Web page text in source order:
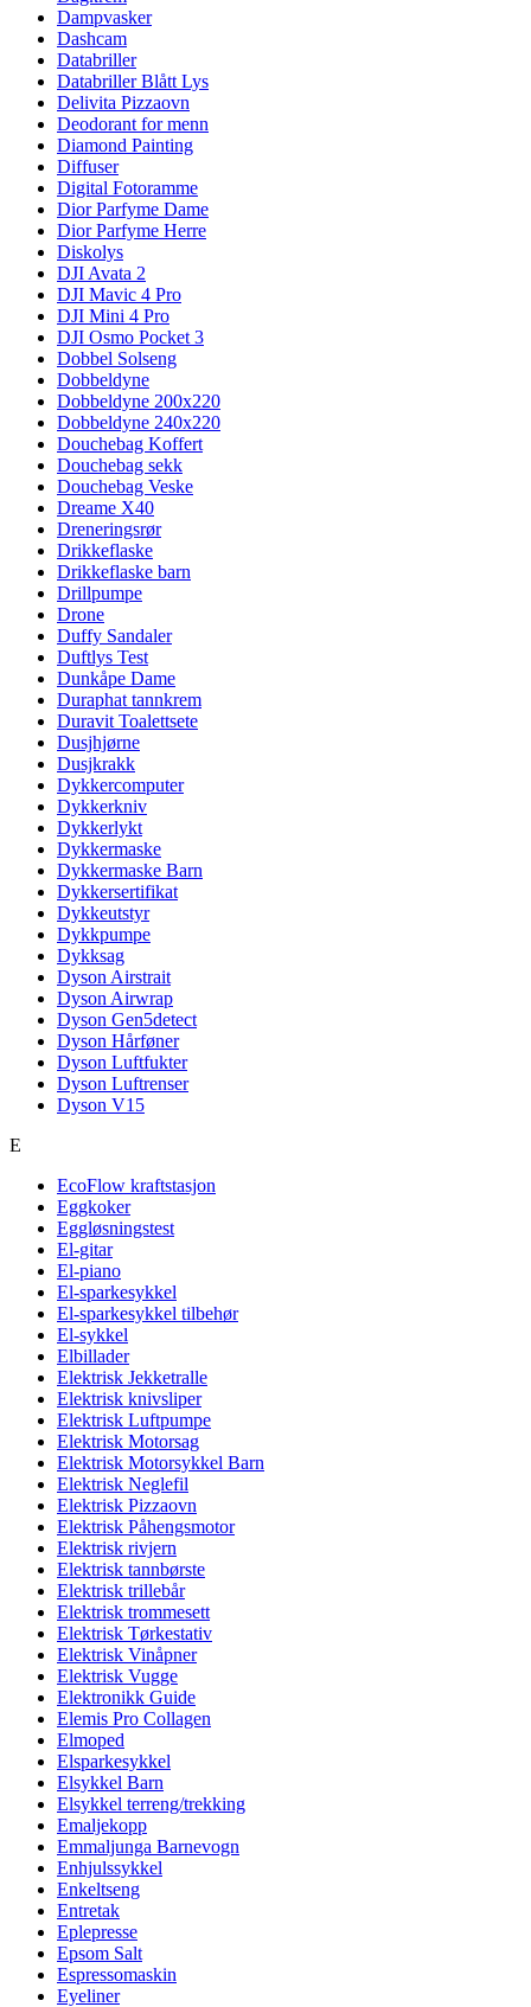
Dampvasker
Dashcam
Databriller
Databriller Blått Lys
Delivita Pizzaovn
Deodorant for menn
Diamond Painting
Diffuser
Digital Fotoramme
Dior Parfyme Dame
Dior Parfyme Herre
Diskolys
DJI Avata 2
DJI Mavic 4 Pro
DJI Mini 4 Pro
DJI Osmo Pocket 3
Dobbel Solseng
Dobbeldyne
Dobbeldyne 200x220
Dobbeldyne 240x220
Douchebag Koffert
Douchebag sekk
Douchebag Veske
Dreame X40
Dreneringsrør
Drikkeflaske
Drikkeflaske barn
Drillpumpe
Drone
Duffy Sandaler
Duftlys Test
Dunkåpe Dame
Duraphat tannkrem
Duravit Toalettsete
Dusjhjørne
Dusjkrakk
Dykkercomputer
Dykkerkniv
Dykkerlykt
Dykkermaske
Dykkermaske Barn
Dykkersertifikat
Dykkeutstyr
Dykkpumpe
Dykksag
Dyson Airstrait
Dyson Airwrap
Dyson Gen5detect
Dyson Hårføner
Dyson Luftfukter
Dyson Luftrenser
Dyson V15
E
EcoFlow kraftstasjon
Eggkoker
Eggløsningstest
El-gitar
El-piano
El-sparkesykkel
El-sparkesykkel tilbehør
El-sykkel
Elbillader
Elektrisk Jekketralle
Elektrisk knivsliper
Elektrisk Luftpumpe
Elektrisk Motorsag
Elektrisk Motorsykkel Barn
Elektrisk Neglefil
Elektrisk Pizzaovn
Elektrisk Påhengsmotor
Elektrisk rivjern
Elektrisk tannbørste
Elektrisk trillebår
Elektrisk trommesett
Elektrisk Tørkestativ
Elektrisk Vinåpner
Elektrisk Vugge
Elektronikk Guide
Elemis Pro Collagen
Elmoped
Elsparkesykkel
Elsykkel Barn
Elsykkel terreng/trekking
Emaljekopp
Emmaljunga Barnevogn
Enhjulssykkel
Enkeltseng
Entretak
Eplepresse
Epsom Salt
Espressomaskin
Eyeliner